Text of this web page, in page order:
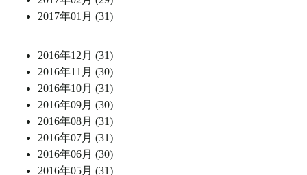
2017年01月 (31)
2016年12月 (31)
2016年11月 (30)
2016年10月 (31)
2016年09月 (30)
2016年08月 (31)
2016年07月 (31)
2016年06月 (30)
2016年05月 (31)